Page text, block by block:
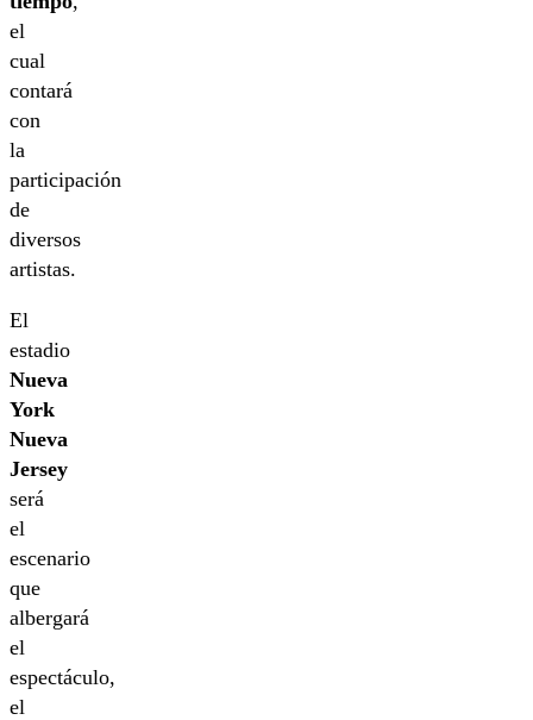
el
cual
contará
con
la
participación
de
diversos
artistas.
El
estadio
Nueva
York
Nueva
Jersey
será
el
escenario
que
albergará
el
espectáculo,
el